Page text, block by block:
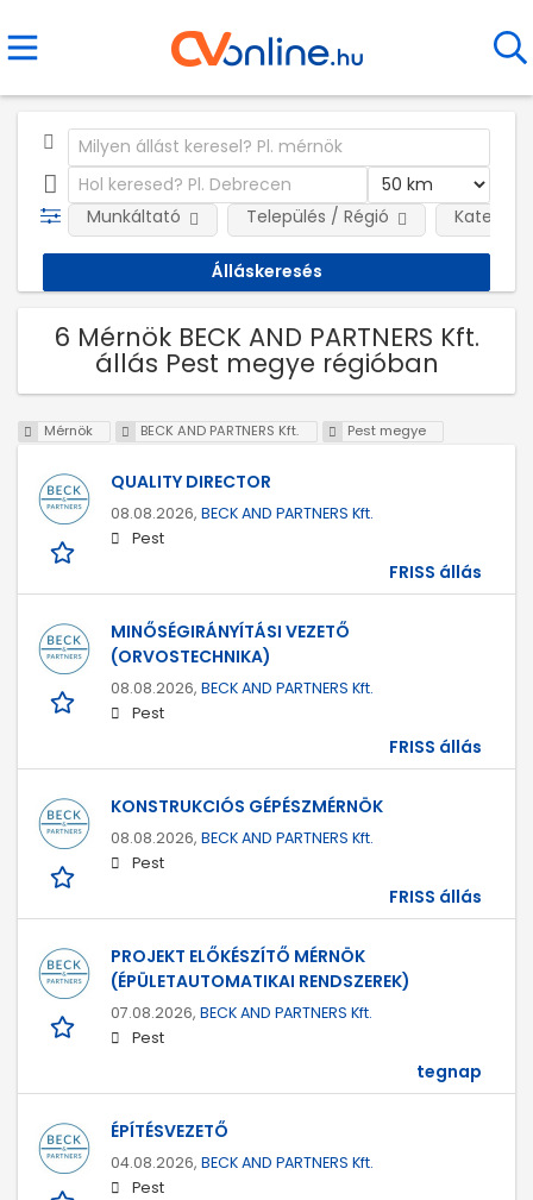
Munkáltató Település / Régió
6 Mérnök BECK AND PARTNERS Kft.
állás Pest megye régióban
Mérnök BECK AND PARTNERS Kft. Pest megye
QUALITY DIRECTOR
08.08.2026, BECK AND PARTNERS Kft.
Pest
FRISS állás
MINŐSÉGIRÁNYÍTÁSI VEZETŐ
(ORVOSTECHNIKA)
08.08.2026, BECK AND PARTNERS Kft.
Pest
FRISS állás
KONSTRUKCIÓS GÉPÉSZMÉRNÖK
08.08.2026, BECK AND PARTNERS Kft.
Pest
FRISS állás
PROJEKT ELŐKÉSZÍTŐ MÉRNÖK
(ÉPÜLETAUTOMATIKAI RENDSZEREK)
07.08.2026, BECK AND PARTNERS Kft.
Pest
tegnap
ÉPÍTÉSVEZETŐ
04.08.2026, BECK AND PARTNERS Kft.
Pest